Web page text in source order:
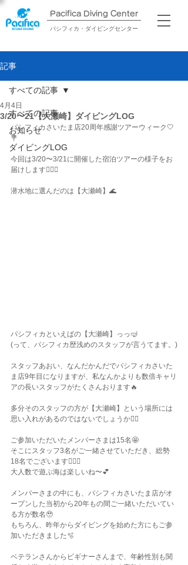
Pacifica Diving Center​
パシフィカ・ダイビングセンター
記事
すべての記事
お知らせ
ダイビングLOG
すべての記事
3/20〜21【大瀬崎】ダイビングLOG
4月4日
パシフィカさいたま店20周年感謝ツアーウィーク🤍
💐
今回は3/20〜3/21に開催した宿泊ツアーの様子をお
届けします💁🏽‍♀️
潜水地に選んだのは【大瀬崎】🌊
パシフィカといえばの【大瀬崎】っっ🤿
(って、パシフィカ歴浅めのスタッフが言うてます。)
スタッフあおい、なんだかんだでパシフィカさいた
ま店9年目になりますが、私なんかよりも数倍キャリ
アの長いスタッフがたくさんおります🔥
多分そのスタッフの方が【大瀬崎】という場所には
思い入れがあるのではないでしょうか🙂‍↕️
ご参加いただいたメンバーさまは15名🤩
そこにスタッフ3名がご一緒させていただき、総勢
18名でございます🧚🏽‍♀️
大人数で遊ぶ海は楽しいね〜💕
メンバーさまの中にも、パシフィカさいたま店がオ
ープンした当初から20年もの間ご一緒いただいてい
る方が数名🥹
もちろん、昨年からダイビングを始めた方にもご参
加いただきました🫧
ベテランさんからビギナーさんまで、年齢性別も関